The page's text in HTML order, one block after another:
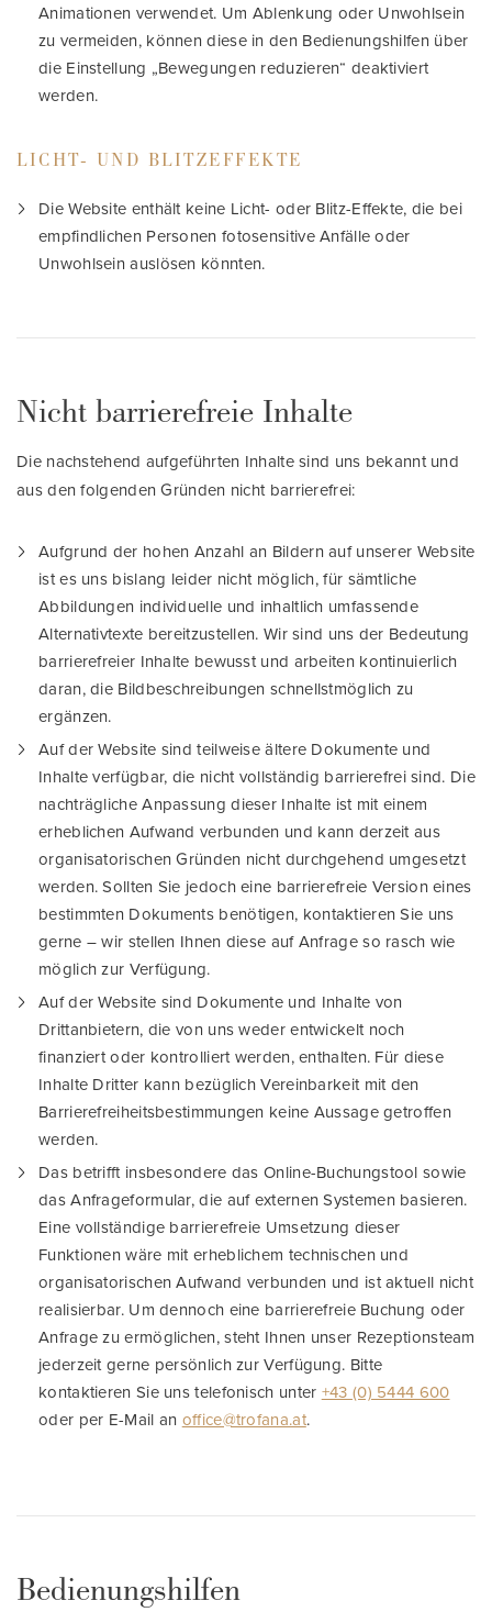
Animationen verwendet. Um Ablenkung oder Unwohlsein
zu vermeiden, können diese in den Bedienungshilfen über
die Einstellung „Bewegungen reduzieren“ deaktiviert
werden.
LICHT- UND BLITZEFFEKTE
Die Website enthält keine Licht- oder Blitz-Effekte, die bei
empfindlichen Personen fotosensitive Anfälle oder
Unwohlsein auslösen könnten.
Nicht barrierefreie Inhalte
Die nachstehend aufgeführten Inhalte sind uns bekannt und
aus den folgenden Gründen nicht barrierefrei:
Aufgrund der hohen Anzahl an Bildern auf unserer Website
ist es uns bislang leider nicht möglich, für sämtliche
Abbildungen individuelle und inhaltlich umfassende
Alternativtexte bereitzustellen. Wir sind uns der Bedeutung
barrierefreier Inhalte bewusst und arbeiten kontinuierlich
daran, die Bildbeschreibungen schnellstmöglich zu
ergänzen.
Auf der Website sind teilweise ältere Dokumente und
Inhalte verfügbar, die nicht vollständig barrierefrei sind. Die
nachträgliche Anpassung dieser Inhalte ist mit einem
erheblichen Aufwand verbunden und kann derzeit aus
organisatorischen Gründen nicht durchgehend umgesetzt
werden. Sollten Sie jedoch eine barrierefreie Version eines
bestimmten Dokuments benötigen, kontaktieren Sie uns
gerne – wir stellen Ihnen diese auf Anfrage so rasch wie
möglich zur Verfügung.
Auf der Website sind Dokumente und Inhalte von
Drittanbietern, die von uns weder entwickelt noch
finanziert oder kontrolliert werden, enthalten. Für diese
Inhalte Dritter kann bezüglich Vereinbarkeit mit den
Barrierefreiheitsbestimmungen keine Aussage getroffen
werden.
Das betrifft insbesondere das Online-Buchungstool sowie
das Anfrageformular, die auf externen Systemen basieren.
Eine vollständige barrierefreie Umsetzung dieser
Funktionen wäre mit erheblichem technischen und
organisatorischen Aufwand verbunden und ist aktuell nicht
realisierbar. Um dennoch eine barrierefreie Buchung oder
Anfrage zu ermöglichen, steht Ihnen unser Rezeptionsteam
jederzeit gerne persönlich zur Verfügung. Bitte
kontaktieren Sie uns telefonisch unter +43 (0) 5444 600
oder per E-Mail an office@trofana.at.
Bedienungshilfen